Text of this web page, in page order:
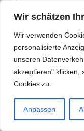
Wir schätzen
Wir verwenden
personalisierte
unseren
akzeptieren" klicken,
Cookies zu.
Anpassen
© 2021